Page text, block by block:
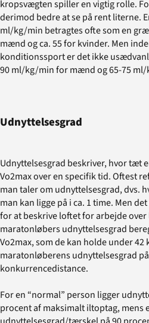
kropsvægten spiller en vigtig rolle.
derimod bedre at se på rent literne.
ml/kg/min betragtes ofte som en
mænd og ca. 55 for kvinder. Men
konditionssport er det ikke
90 ml/kg/min for mænd og 65-75
Udnyttelsesgrad
Udnyttelsesgrad beskriver, hvor tæt
Vo2max over en specifik tid. Oftest
man taler om udnyttelsesgrad, dvs.
man kan ligge på i ca. 1 time. Men
for at beskrive loftet for arbejde
maratonløbers udnyttelsesgrad
Vo2max, som de kan holde under 42
maratonløberens udnyttelsesgrad
konkurrencedistance.
For en “normal” person ligger
procent af maksimalt iltoptag, mens